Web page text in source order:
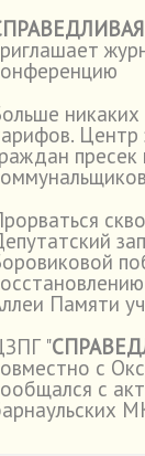
Центр
пресек
Памяти
"
с
с